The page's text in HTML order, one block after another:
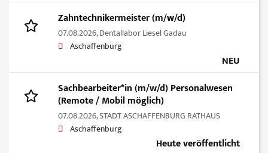
Zahntechnikermeister (m/w/d)
07.08.2026,Dentallabor Liesel Gadau
Aschaffenburg
NEU
Sachbearbeiter*in (m/w/d) Personalwesen
(Remote / Mobil möglich)
07.08.2026,STADT ASCHAFFENBURG RATHAUS
Aschaffenburg
Heute veröffentlicht